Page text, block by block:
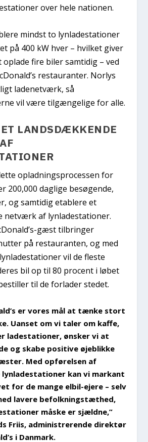
over hele nationen.
mindst to lynladestationer
på 400 kW hver – hvilket giver
fire biler samtidig – ved
restauranter. Norlys
ladenetværk, så
vil være tilgængelige for alle.
ET LANDSDÆKKENDE
opladningsprocessen for
200,000 daglige besøgende,
og samtidig etablere et
netværk af lynladestationer.
gæst tilbringer
på restauranten, og med
vil de fleste
bil op til 80 procent i løbet
til de forlader stedet.
er vores mål at tænke stort
Uanset om vi taler om kaffe,
ladestationer, ønsker vi at
og skabe positive øjeblikke
Med opførelsen af
kan vi markant
for de mange elbil-ejere – selv
lavere befolkningstæthed,
måske er sjældne,”
Friis, administrerende direktør
i Danmark.